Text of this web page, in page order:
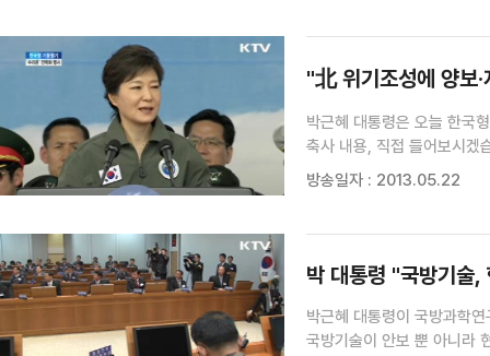
"北 위기조성에 양보
박근혜 대통령은 오늘 한국
축사 내용, 직접 들어보시겠습니다. 존경하는 국민 여러분, 각 군과 방위산업
우리 기술로 만든 한국형
방송일자 : 2013.05.22
박 대통령 "국방기술,
박근혜 대통령이 국방과학
국방기술이 안보 뿐 아니라